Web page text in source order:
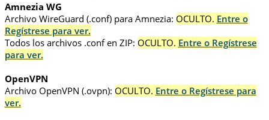
Amnezia WG
Archivo WireGuard (.conf) para Amnezia: OCULTO. Entre o
Regístrese para ver.
Todos los archivos .conf en ZIP: OCULTO. Entre o Regístrese
para ver.
OpenVPN
Archivo OpenVPN (.ovpn): OCULTO. Entre o Regístrese para
ver.